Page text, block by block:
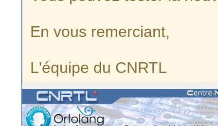
En vous remerciant,
L'équipe du CNRTL